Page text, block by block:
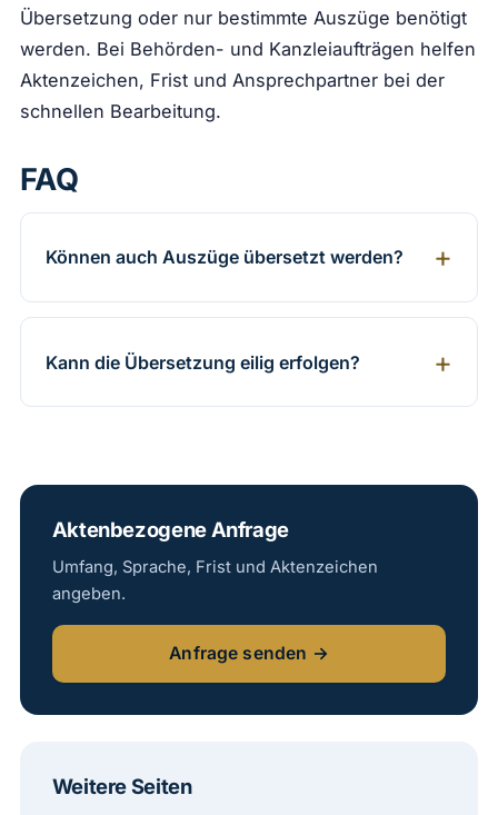
Übersetzung oder nur bestimmte Auszüge benötigt
werden. Bei Behörden- und Kanzleiaufträgen helfen
Aktenzeichen, Frist und Ansprechpartner bei der
schnellen Bearbeitung.
FAQ
Können auch Auszüge übersetzt werden?
Kann die Übersetzung eilig erfolgen?
Aktenbezogene Anfrage
Umfang, Sprache, Frist und Aktenzeichen
angeben.
Anfrage senden →
Weitere Seiten